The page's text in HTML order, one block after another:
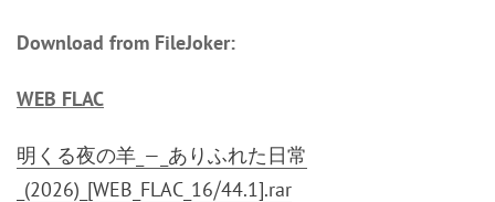
Download from FileJoker:
WEB FLAC
明くる夜の羊_—_ありふれた日常
_(2026)_[WEB_FLAC_16⧸44.1].rar